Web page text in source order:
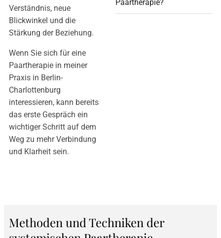
Verständnis, neue
Blickwinkel und die
Stärkung der Beziehung.
Wenn Sie sich für eine
Paartherapie in meiner
Praxis in Berlin-
Charlottenburg
interessieren, kann bereits
das erste Gespräch ein
wichtiger Schritt auf dem
Weg zu mehr Verbindung
und Klarheit sein.
Paartherapie?
Methoden und Techniken der